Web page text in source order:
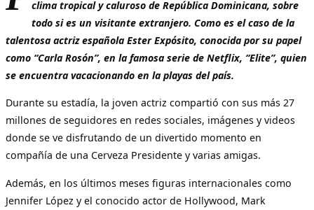
clima tropical y caluroso de República Dominicana, sobre
todo si es un visitante extranjero. Como es el caso de la
talentosa actriz española Ester Expósito, conocida por su papel
como “Carla Rosón”, en la famosa serie de Netflix, “Elite”, quien
se encuentra vacacionando en la playas del país.
Durante su estadía, la joven actriz compartió con sus más 27
millones de seguidores en redes sociales, imágenes y videos
donde se ve disfrutando de un divertido momento en
compañía de una Cerveza Presidente y varias amigas.
Además, en los últimos meses figuras internacionales como
Jennifer López y el conocido actor de Hollywood, Mark